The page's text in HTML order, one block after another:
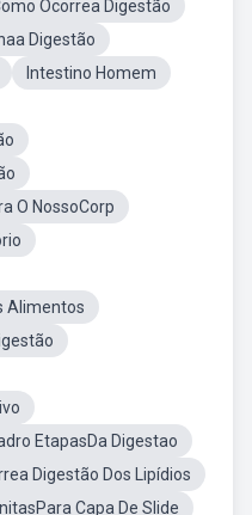
Ocorrea Digestão
Digestão
Intestino Homem
O NossoCorp
Alimentos
EtapasDa Digestao
Digestão Dos Lipídios
Capa De Slide